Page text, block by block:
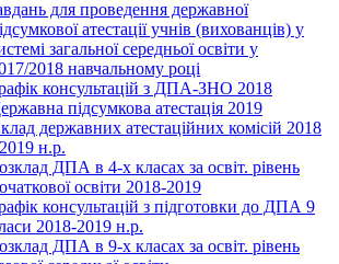
для проведення державної
атестації учнів (вихованців) у
загальної середньої освіти у
2018 навчальному році
консультацій з ДПА-ЗНО 2018
підсумкова атестація 2019
державних атестаційних комісій 2018
н.р.
ДПА в 4-х класах за освіт. рівень
освіти 2018-2019
консультацій з підготовки до ДПА 9
2018-2019 н.р.
ДПА в 9-х класах за освіт. рівень